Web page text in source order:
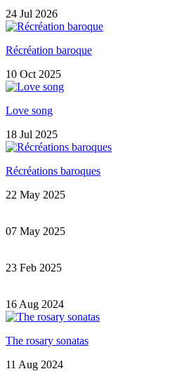
24 Jul 2026
Récréation baroque
10 Oct 2025
Love song
18 Jul 2025
Récréations baroques
22 May 2025
07 May 2025
23 Feb 2025
16 Aug 2024
The rosary sonatas
11 Aug 2024